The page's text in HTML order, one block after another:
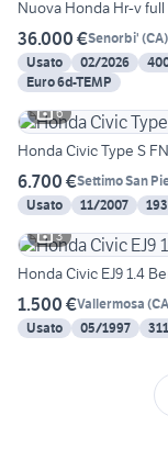
36.000 €Senorbi' (CA)
Usato
02/2026
Euro 6d-TEMP
6
Honda Civic Type S
6.700 €Settimo San
Usato
11/2007
3
Honda Civic EJ9 1.4
1.500 €Vallermosa (CA
Usato
05/1997